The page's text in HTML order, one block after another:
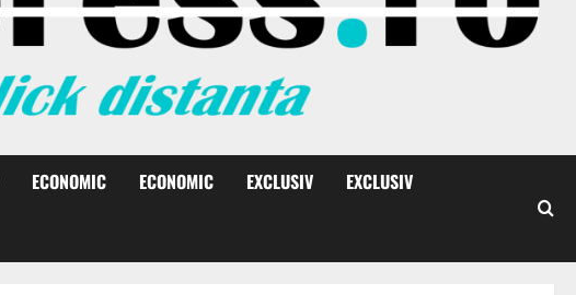
ECONOMIC ECONOMIC EXCLUSIV EXCLUSIV